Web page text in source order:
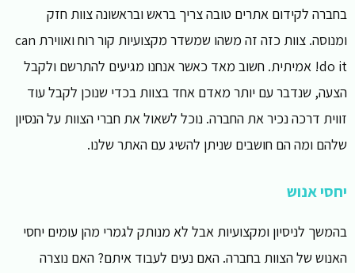
בחברה לקידום אתרים טובה צריך בראש ובראשונה צוות חזק
ומנוסה. צוות כזה זה משהו שמשדר מקצועיות קור רוח ואווירת can
do it! אמיתית. חשוב מאד כאשר אנחנו מגיעים להתרשם ולקבל
הצעה, שנדבר עם יותר מאדם אחד בצוות בכדי שנוכן לקבל עוד
זווית דרכה נכיר את החברה. נוכל לשאול את חברי הצוות על הנסיון
שלהם ומה הם חושבים שניתן להשיג עם האתר שלנו.
יחסי אנוש
בהמשך לניסיון ומקצועיות אבל לא מנותק לגמרי מהן עומים יחסי
האנוש של הצוות בחברה. האם נעים לעבוד איתם? האם נוצרה